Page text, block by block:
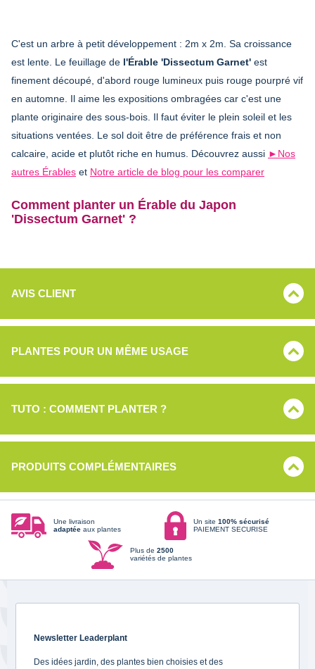
C'est un arbre à petit développement : 2m x 2m. Sa croissance
est lente. Le feuillage de l'Érable 'Dissectum Garnet' est
finement découpé, d'abord rouge lumineux puis rouge pourpré vif
en automne. Il aime les expositions ombragées car c'est une
plante originaire des sous-bois. Il faut éviter le plein soleil et les
situations ventées. Le sol doit être de préférence frais et non
calcaire, acide et plutôt riche en humus. Découvrez aussi ►Nos
autres Érables et Notre article de blog pour les comparer
Comment planter un Érable du Japon
'Dissectum Garnet' ?
AVIS CLIENT
PLANTES POUR UN MÊME USAGE
TUTO : COMMENT PLANTER ?
PRODUITS COMPLÉMENTAIRES
Une livraison
adaptée aux plantes
Un site 100% sécurisé
PAIEMENT SECURISE
Plus de 2500
variétés de plantes
Newsletter Leaderplant
Des idées jardin, des plantes bien choisies et des